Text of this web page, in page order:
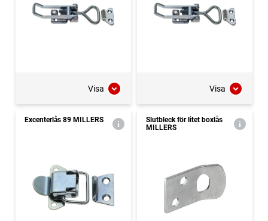
Visa Visa
Excenterlås 89 MILLERS
Slutbleck för litet boxlås
MILLERS